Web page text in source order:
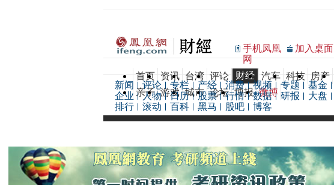
手机凤凰
网
加入桌面
首页 资讯 台湾 评论 财经 汽车 科技 房产
亲子 游戏 城市 论坛 博报 微博
新闻 评论 专栏 产经 消费 视频 专题 基金
企业
人物 日历 股票 行情 数据 研报 大盘
排行
滚动 百科 黑马 股吧 博客